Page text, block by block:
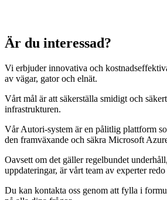
VÄGUNDERHÅLL
VÄGBYGGNAD
STADSPLANERING
KVALITETSSTYRNING
MYNDIGHETER
STÄDER OCH KOMMUNER
TELEKOMMUNIKATION
PRODUKTER
Är du interessad?
Vi erbjuder innovativa och
av vägar, gator och elnät.
Vårt mål är att säkerställa smidigt och
infrastrukturen.
Vår Autori-system är en pålitlig plattform
den framväxande och säkra Microsoft
Oavsett om det gäller regelbundet
uppdateringar, är vårt team av experter
Du kan kontakta oss genom att fylla i